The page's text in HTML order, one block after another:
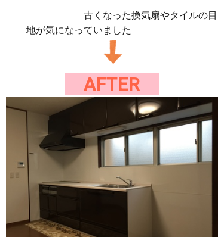
古くなった換気扇やタイルの目
地が気になっていました
AFTER